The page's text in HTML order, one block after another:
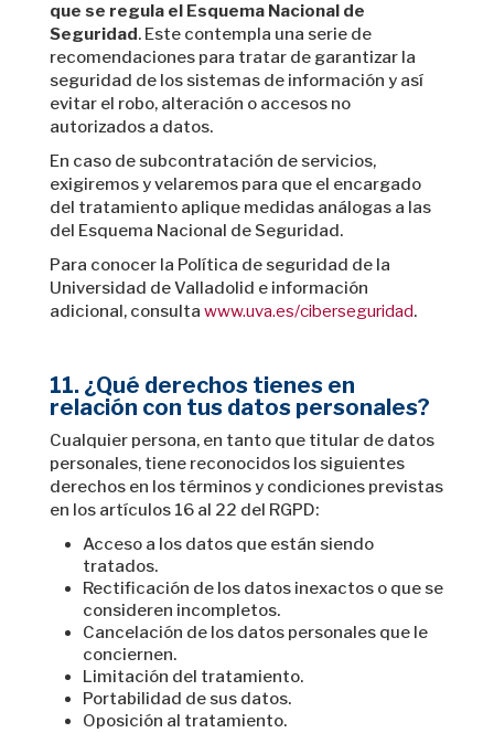
que se regula el Esquema Nacional de
Seguridad. Este contempla una serie de
recomendaciones para tratar de garantizar la
seguridad de los sistemas de información y así
evitar el robo, alteración o accesos no
autorizados a datos.
En caso de subcontratación de servicios,
exigiremos y velaremos para que el encargado
del tratamiento aplique medidas análogas a las
del Esquema Nacional de Seguridad.
Para conocer la Política de seguridad de la
Universidad de Valladolid e información
adicional, consulta www.uva.es/ciberseguridad.
11. ¿Qué derechos tienes en
relación con tus datos personales?
Cualquier persona, en tanto que titular de datos
personales, tiene reconocidos los siguientes
derechos en los términos y condiciones previstas
en los artículos 16 al 22 del RGPD:
Acceso a los datos que están siendo
tratados.
Rectificación de los datos inexactos o que se
consideren incompletos.
Cancelación de los datos personales que le
conciernen.
Limitación del tratamiento.
Portabilidad de sus datos.
Oposición al tratamiento.